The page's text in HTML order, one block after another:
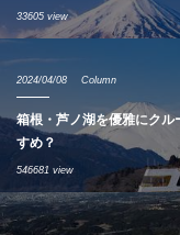
33605 view
2024/04/08 Column
箱根・芦ノ湖を優雅にク
すめ？
546681 view